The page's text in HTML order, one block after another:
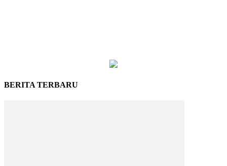
BERITA TERBARU